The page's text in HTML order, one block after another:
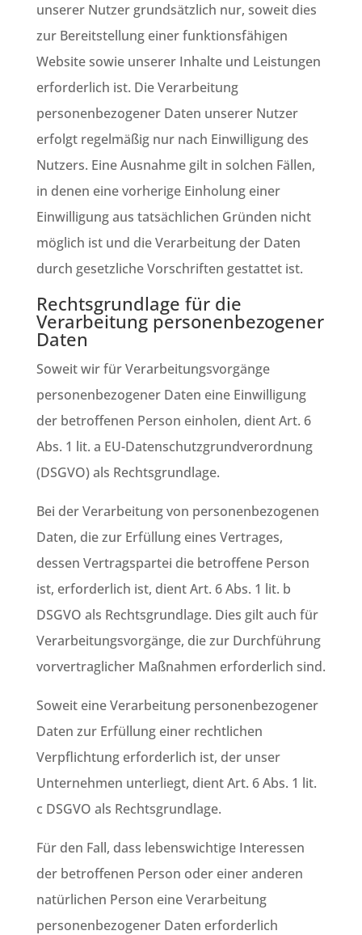
unserer Nutzer grundsätzlich nur, soweit dies
zur Bereitstellung einer funktionsfähigen
Website sowie unserer Inhalte und Leistungen
erforderlich ist. Die Verarbeitung
personenbezogener Daten unserer Nutzer
erfolgt regelmäßig nur nach Einwilligung des
Nutzers. Eine Ausnahme gilt in solchen Fällen,
in denen eine vorherige Einholung einer
Einwilligung aus tatsächlichen Gründen nicht
möglich ist und die Verarbeitung der Daten
durch gesetzliche Vorschriften gestattet ist.
Rechtsgrundlage für die
Verarbeitung personenbezogener
Daten
Soweit wir für Verarbeitungsvorgänge
personenbezogener Daten eine Einwilligung
der betroffenen Person einholen, dient Art. 6
Abs. 1 lit. a EU-Datenschutzgrundverordnung
(DSGVO) als Rechtsgrundlage.
Bei der Verarbeitung von personenbezogenen
Daten, die zur Erfüllung eines Vertrages,
dessen Vertragspartei die betroffene Person
ist, erforderlich ist, dient Art. 6 Abs. 1 lit. b
DSGVO als Rechtsgrundlage. Dies gilt auch für
Verarbeitungsvorgänge, die zur Durchführung
vorvertraglicher Maßnahmen erforderlich sind.
Soweit eine Verarbeitung personenbezogener
Daten zur Erfüllung einer rechtlichen
Verpflichtung erforderlich ist, der unser
Unternehmen unterliegt, dient Art. 6 Abs. 1 lit.
c DSGVO als Rechtsgrundlage.
Für den Fall, dass lebenswichtige Interessen
der betroffenen Person oder einer anderen
natürlichen Person eine Verarbeitung
personenbezogener Daten erforderlich